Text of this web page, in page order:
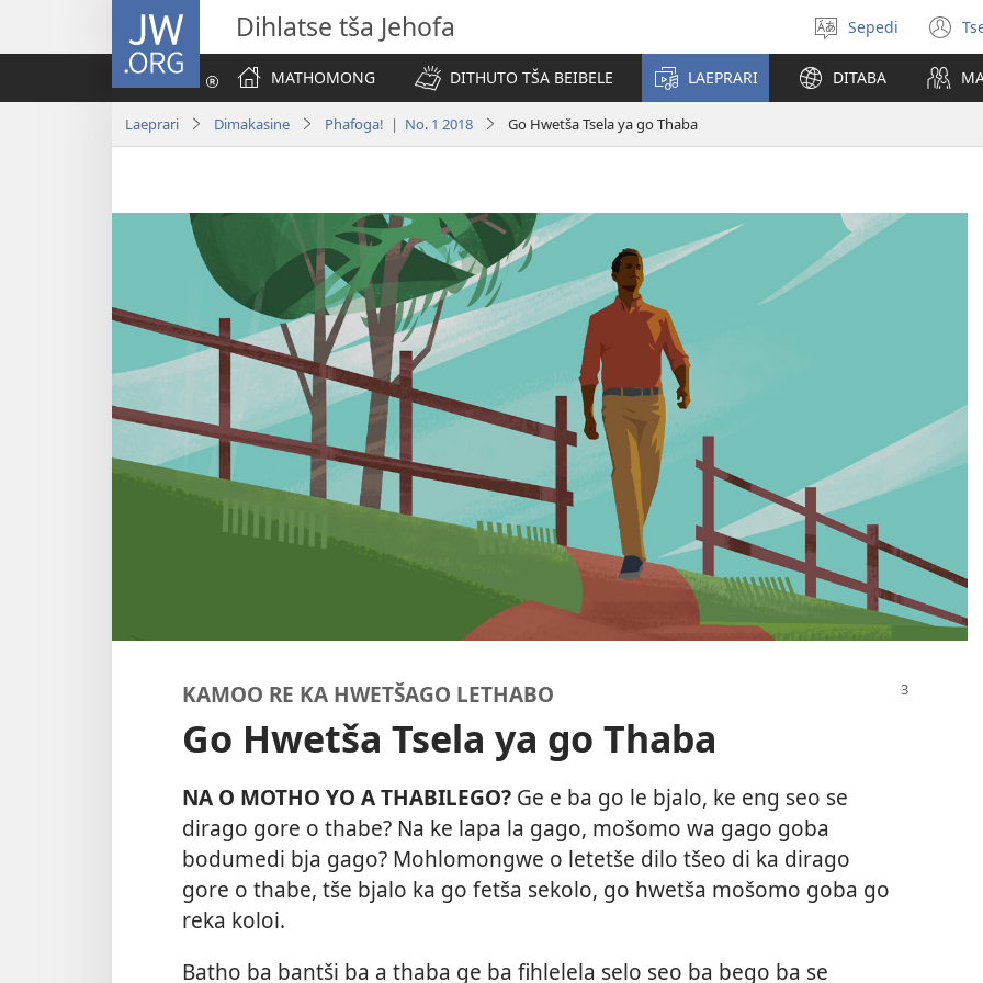
JW.ORG Dihlatse tša Jehofa
Kgetha
leleme
Sepedi
MATHOMONG
DITHUTO TŠA BEIBELE LAEPRARI DITABA
Laeprari Dimakasine Phafoga! | No. 1 2018 Go Hwetša Tsela ya go Thaba
KAMOO RE KA HWETŠAGO LETHABO
Go Hwetša Tsela ya go Thaba
NA O MOTHO YO A THABILEGO? Ge e ba go le bjalo, ke eng seo se
dirago gore o thabe? Na ke lapa la gago, mošomo wa gago goba
bodumedi bja gago? Mohlomongwe o letetše dilo tšeo di ka dirago
gore o thabe, tše bjalo ka go fetša sekolo, go hwetša mošomo goba go
reka koloi.
Batho ba bantši ba a thaba ge ba fihlelela selo seo ba bego ba se